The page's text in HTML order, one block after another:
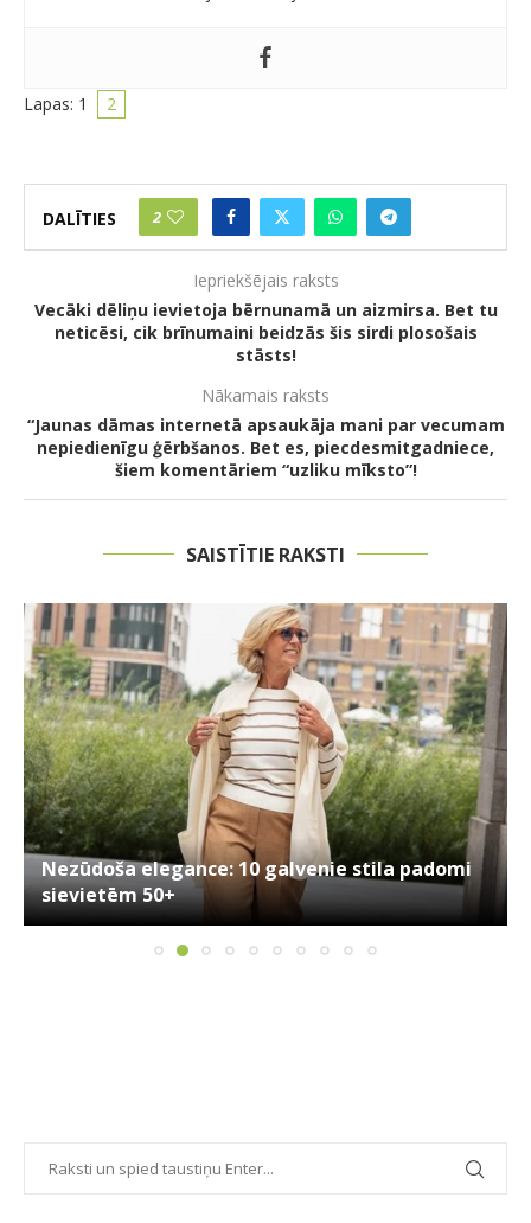
Lapas: 1 2
DALĪTIES 2
Iepriekšējais raksts
Vecāki dēliņu ievietoja bērnunamā un aizmirsa. Bet tu
neticēsi, cik brīnumaini beidzās šis sirdi plosošais
stāsts!
Nākamais raksts
“Jaunas dāmas internetā apsaukāja mani par vecumam
nepiedienīgu ģērbšanos. Bet es, piecdesmitgadniece,
šiem komentāriem “uzliku mīksto”!
SAISTĪTIE RAKSTI
Nezūdoša elegance: 10 galvenie stila padomi
sievietēm 50+